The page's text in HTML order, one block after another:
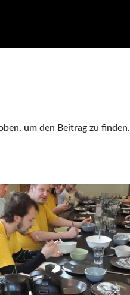
um den Beitrag zu finden.